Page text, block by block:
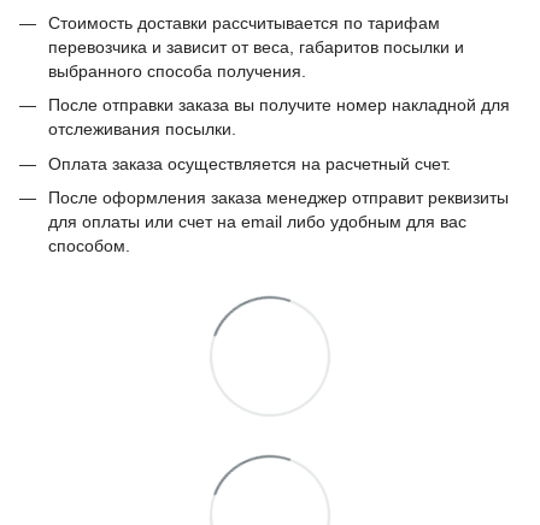
Стоимость доставки рассчитывается по тарифам
перевозчика и зависит от веса, габаритов посылки и
выбранного способа получения.
После отправки заказа вы получите номер накладной для
отслеживания посылки.
Оплата заказа осуществляется на расчетный счет.
После оформления заказа менеджер отправит реквизиты
для оплаты или счет на email либо удобным для вас
способом.